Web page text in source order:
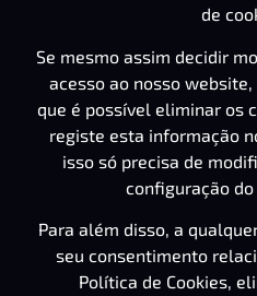
de
Se mesmo assim decidir
acesso ao nosso
que é possível eliminar os
registe esta informação
isso só precisa de
configuração
Para além disso, a
seu consentimento
Política de Cookies,